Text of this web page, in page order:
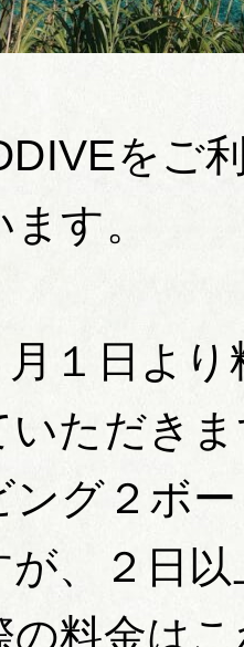
をご
す。
月１日よ
いただき
ング２ボ
、２日
の料金は